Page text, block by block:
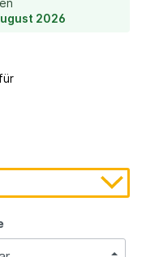
2026
für